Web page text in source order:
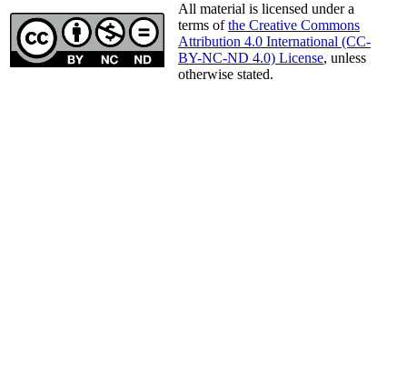
All material is licensed under a
terms ofthe Creative Commons
Attribution 4.0 International (CC-
BY-NC-ND 4.0) License, unless
otherwise stated.